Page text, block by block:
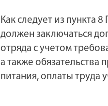
Как следует из
должен заключаться
отряда с учетом
а также
питания, оплаты труда